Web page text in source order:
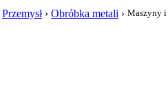
Przemysł› Obróbka metali › Maszyny i